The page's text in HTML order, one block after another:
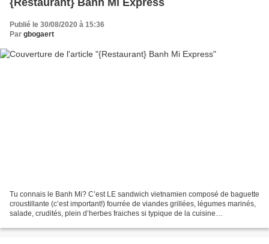
Publié le 30/08/2020 à 15:36
Par gbogaert
Tu connais le Banh Mi? C’est LE sandwich vietnamien composé de baguette
croustillante (c’est important!) fourrée de viandes grillées, légumes marinés,
salade, crudités, plein d’herbes fraiches si typique de la cuisine